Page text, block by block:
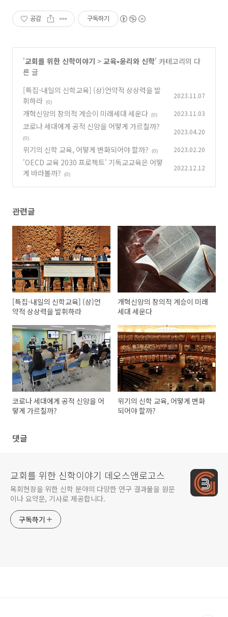
공감 구독하기
'교회를 위한 신학이야기 > 교육•윤리와 신학' 카테고리의 다
른 글
[특집-내일의 신학교육] (상)언약적 상상력을 발
휘하라 (0)
2023.11.07
개혁신앙의 창의적 계승이 미래세대 세운다 (0) 2023.11.03
코로나 세대에게 공적 신앙을 어떻게 가르칠까?
(0)
2023.04.20
위기의 신학 교육, 어떻게 변화되어야 할까? (0) 2023.02.20
'OECD 교육 2030 프로젝트' 기독교교육은 어떻
게 바라볼까?
(0)
2022.12.12
관련글
[특집-내일의 신학교육] (상)언
약적 상상력을 발휘하라
개혁신앙의 창의적 계승이 미래
세대 세운다
코로나 세대에게 공적 신앙을 어
떻게 가르칠까?
위기의 신학 교육, 어떻게 변화
되어야 할까?
댓글
교회를 위한 신학이야기 데오스앤로고스
목회현장을 위한 신학 분야의 다양한 연구 결과물을 원문
이나 요약문, 기사로 제공합니다.
구독하기